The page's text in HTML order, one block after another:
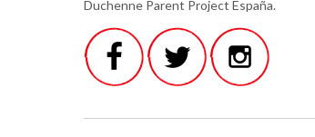
Duchenne Parent Project España.